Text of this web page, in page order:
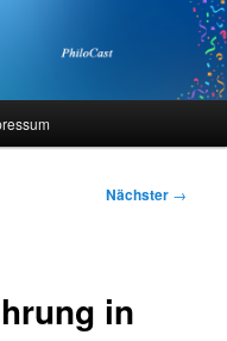
Nächster →
in